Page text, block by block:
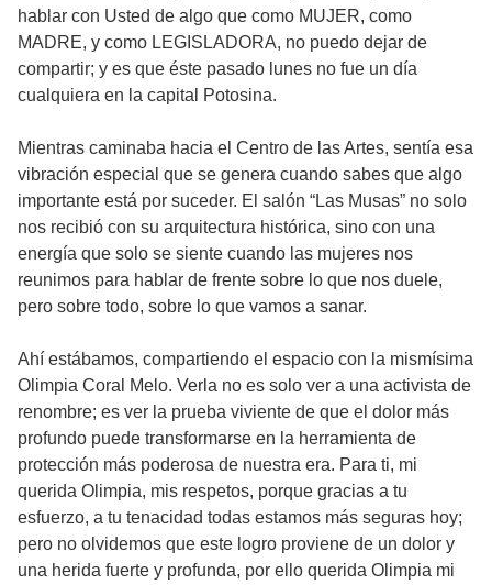
hablar con Usted de algo que como MUJER, como
MADRE, y como LEGISLADORA, no puedo dejar de
compartir; y es que éste pasado lunes no fue un día
cualquiera en la capital Potosina.
Mientras caminaba hacia el Centro de las Artes, sentía esa
vibración especial que se genera cuando sabes que algo
importante está por suceder. El salón “Las Musas” no solo
nos recibió con su arquitectura histórica, sino con una
energía que solo se siente cuando las mujeres nos
reunimos para hablar de frente sobre lo que nos duele,
pero sobre todo, sobre lo que vamos a sanar.
Ahí estábamos, compartiendo el espacio con la mismísima
Olimpia Coral Melo. Verla no es solo ver a una activista de
renombre; es ver la prueba viviente de que el dolor más
profundo puede transformarse en la herramienta de
protección más poderosa de nuestra era. Para ti, mi
querida Olimpia, mis respetos, porque gracias a tu
esfuerzo, a tu tenacidad todas estamos más seguras hoy;
pero no olvidemos que este logro proviene de un dolor y
una herida fuerte y profunda, por ello querida Olimpia mi